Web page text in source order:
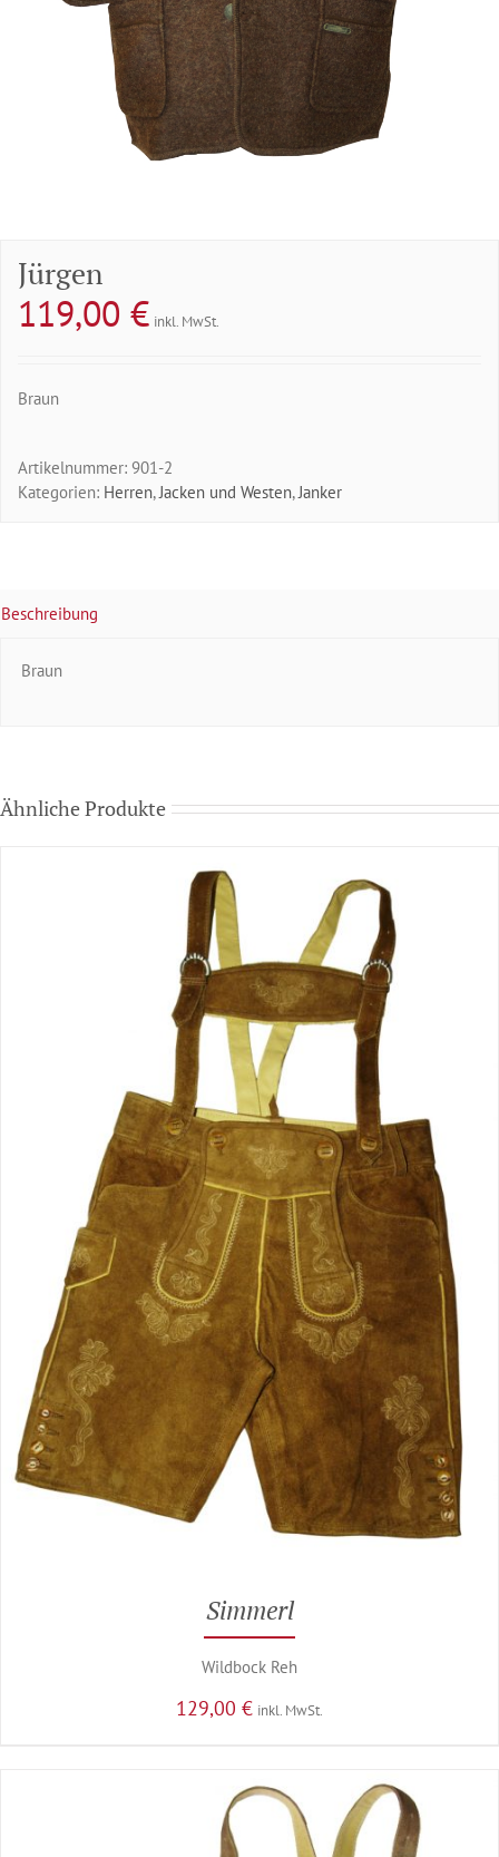
Jürgen
119,00 € inkl. MwSt.
Braun
Artikelnummer: 901-2
Kategorien: Herren,Jacken und Westen,Janker
Beschreibung
Braun
Ähnliche Produkte
Simmerl
Wildbock Reh
129,00 € inkl. MwSt.